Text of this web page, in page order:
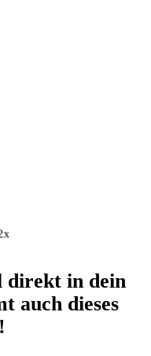
direkt in dein
auch dieses